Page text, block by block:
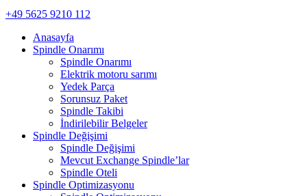
+49 5625 9210 112
Anasayfa
Spindle Onarımı
Spindle Onarımı
Elektrik motoru sarımı
Yedek Parça
Sorunsuz Paket
Spindle Takibi
İndirilebilir Belgeler
Spindle Değişimi
Spindle Değişimi
Mevcut Exchange Spindle’lar
Spindle Oteli
Spindle Optimizasyonu